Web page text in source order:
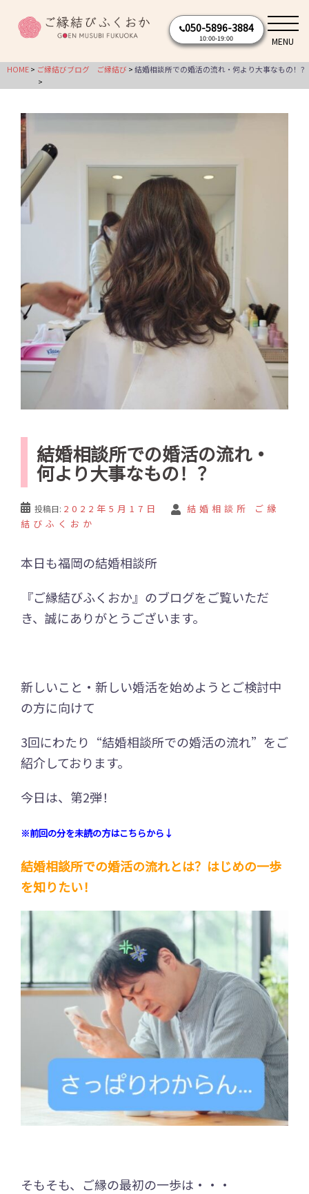
ン
ツ
050-5896-3884
10:00-19:00 MENU
HOME ご縁結びブログ ご縁結び 結婚相談所での婚活の流れ・何より大事なもの！？
結婚相談所での婚活の流れ・
何より大事なもの！？
投稿日: 2022年5月17日
結婚相談所 ご縁
結びふくおか
本日も福岡の結婚相談所
『ご縁結びふくおか』のブログをご覧いただ
き、誠にありがとうございます。
新しいこと・新しい婚活を始めようとご検討中
の方に向けて
3回にわたり“結婚相談所での婚活の流れ”をご
紹介しております。
今日は、第2弾！
※前回の分を未読の方はこちらから↓
結婚相談所での婚活の流れとは？はじめの一歩
を知りたい！
そもそも、ご縁の最初の一歩は・・・